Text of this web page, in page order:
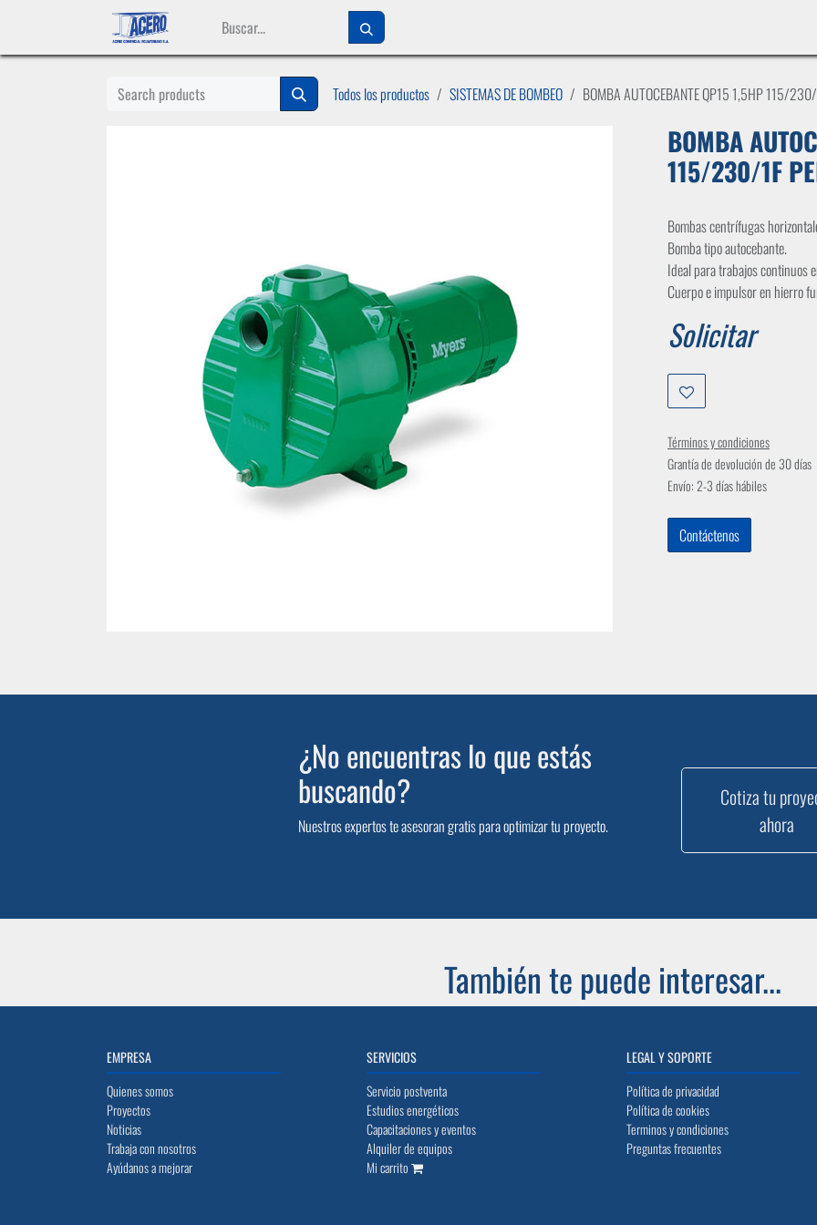
Todos los productos SISTEMAS DE BOMBEO BOMBA AUTOCEBANTE QP15 1,5HP 115/230/
BOMBA
115/230/1F
Bombas centrífugas
Bomba tipo autocebante.
Ideal para trabajos continuos
Cuerpo e impulsor en hierro
Solicitar
Términos y condiciones
Grantía de devolución de 30 días
Envío: 2-3 días hábiles
Contáctenos
¿No encuentras lo que estás
buscando?
Nuestros expertos te asesoran gratis para optimizar tu proyecto.
Cotiza tu
ahora
También te puede interesar...
EMPRESA
Quienes somos
Proyectos
Noticias
Trabaja con nosotros
Ayúdanos a mejorar
SERVICIOS
Servicio postventa
Estudios energéticos
Capacitaciones y eventos
Alquiler de equipos
Mi carrito
LEGAL Y SOPORTE
Política de privacidad
Política de cookies
Terminos y condiciones
Preguntas frecuentes